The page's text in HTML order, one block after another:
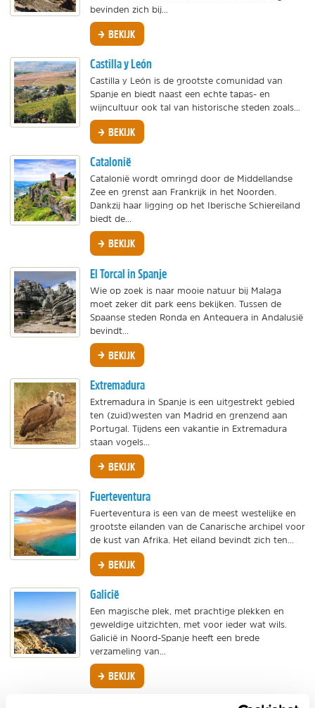
bevinden zich bij...
BEKIJK
Castilla y León
Castilla y León is de grootste comunidad van
Spanje en biedt naast een echte tapas- en
wijncultuur ook tal van historische steden zoals...
BEKIJK
Catalonië
Catalonië wordt omringd door de Middellandse
Zee en grenst aan Frankrijk in het Noorden.
Dankzij haar ligging op het Iberische Schiereiland
biedt de...
BEKIJK
El Torcal in Spanje
Wie op zoek is naar mooie natuur bij Malaga
moet zeker dit park eens bekijken. Tussen de
Spaanse steden Ronda en Antequera in Andalusië
bevindt...
BEKIJK
Extremadura
Extremadura in Spanje is een uitgestrekt gebied
ten (zuid)westen van Madrid en grenzend aan
Portugal. Tijdens een vakantie in Extremadura
staan vogels...
BEKIJK
Fuerteventura
Fuerteventura is een van de meest westelijke en
grootste eilanden van de Canarische archipel voor
de kust van Afrika. Het eiland bevindt zich ten...
BEKIJK
Galicië
Een magische plek, met prachtige plekken en
geweldige uitzichten, met voor ieder wat wils.
Galicië in Noord-Spanje heeft een brede
verzameling van...
BEKIJK